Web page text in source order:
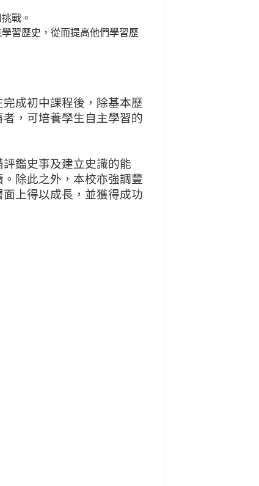
戰。
習歷史，從而提高他們學習歷
成初中課程後，除基本歷
，可培養學生自主學習的
鑑史事及建立史識的能
除此之外，本校亦強調豐
上得以成長，並獲得成功